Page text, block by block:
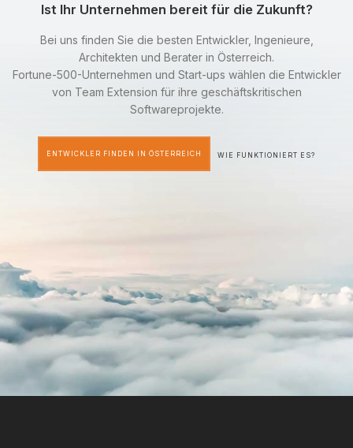
Ist Ihr Unternehmen bereit für die Zukunft?
Bei uns finden Sie die besten Entwickler, Ingenieure,
Architekten und Berater in Österreich.
Fortune-500-Unternehmen und Start-ups wählen die Entwickler
von Team Extension für ihre geschäftskritischen
Softwareprojekte.
ENTWICKLER FINDEN IN ÖSTERREICH WIE FUNKTIONIERT ES?